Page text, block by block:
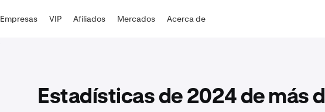
Empresas VIP Afiliados Mercados Acerca de
Estadísticas de 2024 de más